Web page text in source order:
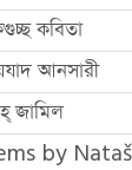
কবিতা
আনসারী
জামিল
by